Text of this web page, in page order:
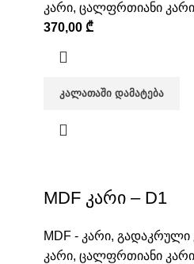
კარი,ცალფრთიანი კარი
370,00₾
ᲙᲐᲚᲐᲗᲐᲨᲘ ᲓᲐᲛᲐᲢᲔᲑᲐ
MDF კარი – D1
MDF - კარი,გადაკრული
კარი,ცალფრთიანი კარი